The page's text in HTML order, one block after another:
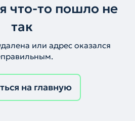
что-то пошло не
так
или адрес оказался
на главную